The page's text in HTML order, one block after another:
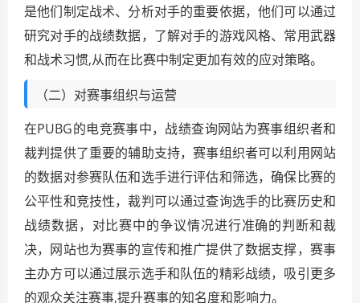
是他们制定战术、分析对手的重要依据，他们可以通过
研究对手的战绩数据，了解对手的游戏风格、常用武器
和战术习惯,从而在比赛中制定更加有效的应对策略。
（二）对赛事组织与运营
在PUBG的电竞赛事中，战绩查询网站为赛事组织者和
裁判提供了重要的辅助支持，赛事组织者可以利用网站
的数据对参赛队伍和选手进行评估和筛选，确保比赛的
公平性和竞技性，裁判可以通过查询选手的比赛历史和
战绩数据，对比赛中的争议情况进行准确的判断和裁
决，网站也为赛事的宣传和推广提供了数据支撑，赛事
主办方可以通过展示选手和队伍的精彩战绩，吸引更多
的观众关注赛事,提升赛事的知名度和影响力。